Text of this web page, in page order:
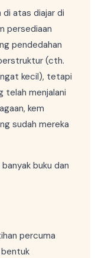
di atas diajar di
persediaan
pendedahan
(cth.
kecil), tetapi
telah menjalani
kem
sudah mereka
buku dan
percuma
bentuk